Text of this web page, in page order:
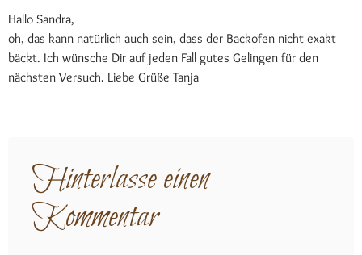
Hallo Sandra,
oh, das kann natürlich auch sein, dass der Backofen nicht exakt
bäckt. Ich wünsche Dir auf jeden Fall gutes Gelingen für den
nächsten Versuch. Liebe Grüße Tanja
Hinterlasse einen
Kommentar